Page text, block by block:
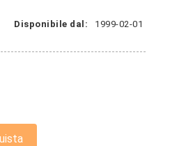
Disponibile dal: 1999-02-01